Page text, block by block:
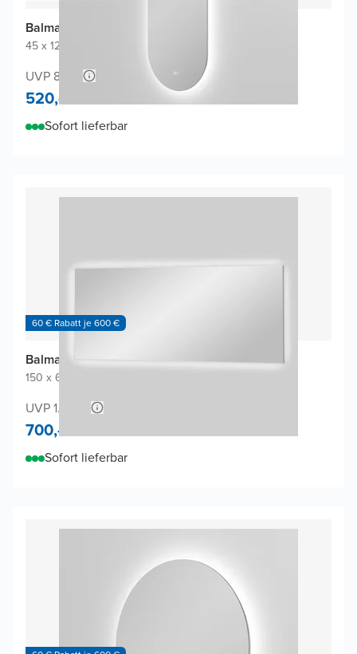
Balmani Giro Touch Badspiegel
45 x 120 cm
UVP 840,-
520,-
Sofort lieferbar
60 € Rabatt je 600 €
Balmani Giro Badspiegel
150 x 65 cm
UVP 1.400,-
700,-
Sofort lieferbar